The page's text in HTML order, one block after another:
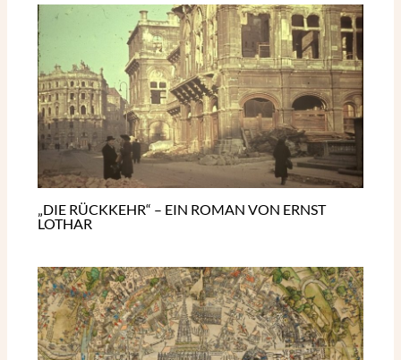
„DIE RÜCKKEHR“ – EIN ROMAN VON ERNST
LOTHAR